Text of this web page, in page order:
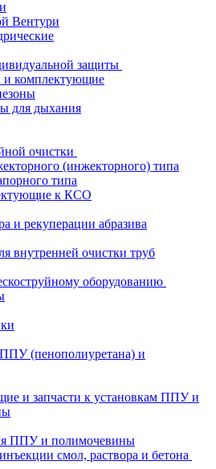
Вентури
защиты
комплектующие
для дыхания
очистки
(инжекторного) типа
типа
к КСО
и рекуперации абразива
внутренней очистки труб
оборудованию
(пенополиуретана) и
и запчасти к установкам ППУ и
ППУ и полимочевины
смол, раствора и бетона